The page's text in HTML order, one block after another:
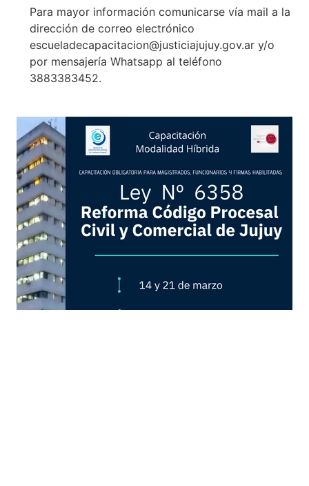
Para mayor información comunicarse vía mail a la
dirección de correo electrónico
escueladecapacitacion@justiciajujuy.gov.ar y/o
por mensajería Whatsapp al teléfono
3883383452.